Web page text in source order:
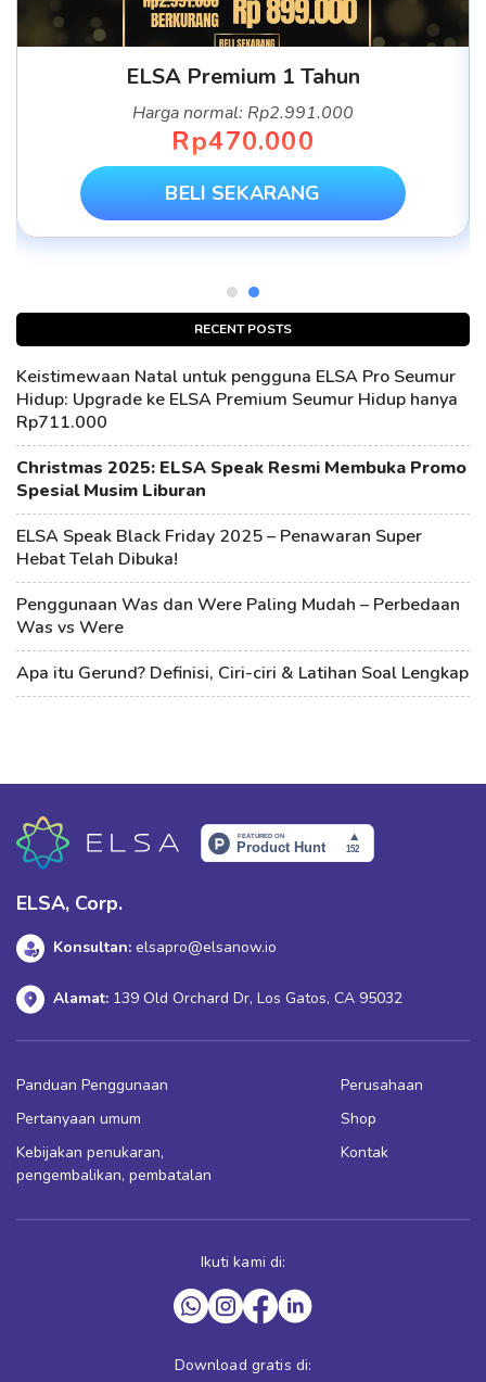
RECENT POSTS
Keistimewaan Natal untuk pengguna ELSA Pro Seumur
Hidup: Upgrade ke ELSA Premium Seumur Hidup hanya
Rp711.000
Christmas 2025: ELSA Speak Resmi Membuka Promo
Spesial Musim Liburan
ELSA Speak Black Friday 2025 – Penawaran Super
Hebat Telah Dibuka!
Penggunaan Was dan Were Paling Mudah – Perbedaan
Was vs Were
Apa itu Gerund? Definisi, Ciri-ciri & Latihan Soal Lengkap
ELSA Premium 1 Tahun
Harga normal: Rp2.991.000
Rp470.000
BELI SEKARANG
ELSA, Corp.
Konsultan: elsapro@elsanow.io
Alamat: 139 Old Orchard Dr, Los Gatos, CA 95032
Panduan Penggunaan
Pertanyaan umum
Kebijakan penukaran,
pengembalikan, pembatalan
Perusahaan
Shop
Kontak
Ikuti kami di:
Download gratis di: